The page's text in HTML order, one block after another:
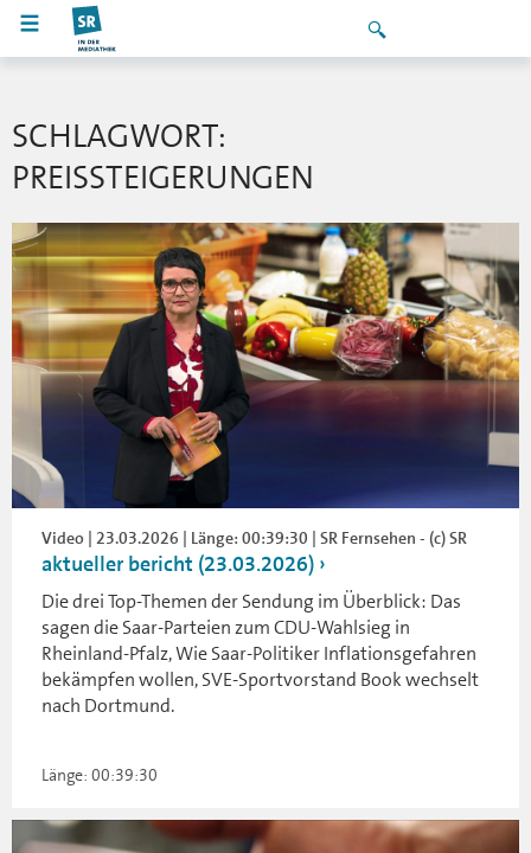
SCHLAGWORT:
PREISSTEIGERUNGEN
Video | 23.03.2026 | Länge: 00:39:30 | SR Fernsehen - (c) SR
aktueller bericht (23.03.2026)
Die drei Top-Themen der Sendung im Überblick: Das
sagen die Saar-Parteien zum CDU-Wahlsieg in
Rheinland-Pfalz, Wie Saar-Politiker Inflationsgefahren
bekämpfen wollen, SVE-Sportvorstand Book wechselt
nach Dortmund.
Länge: 00:39:30